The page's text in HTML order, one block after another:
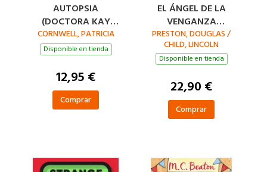
AUTOPSIA
(DOCTORA KAY
SCARPETTA 25)
CORNWELL, PATRICIA
Disponible en tienda
12,95 €
Comprar
EL ÁNGEL DE LA
VENGANZA
(INSPECTOR
PENDERGAST 22)
PRESTON, DOUGLAS /
CHILD, LINCOLN
Disponible en tienda
22,90 €
Comprar